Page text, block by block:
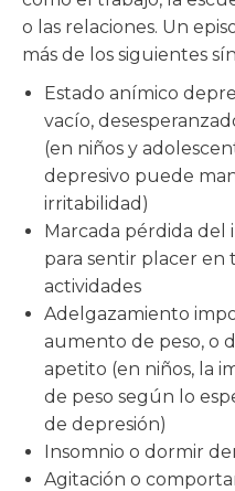
o las relaciones. Un
más de los siguientes
Estado anímico
vacío,
(en niños y
depresivo puede
irritabilidad)
Marcada pérdida del
para sentir placer en
actividades
Adelgazamiento
aumento de peso, o
apetito (en niños, la
de peso según lo
de depresión)
Insomnio o dormir
Agitación o